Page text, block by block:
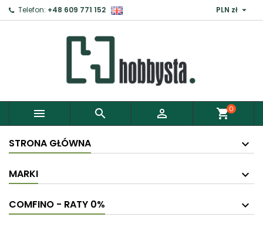
Telefon: +48 609 771 152 PLN zł 
   shopping_cart0
STRONA GŁÓWNA
MARKI
COMFINO - RATY 0%